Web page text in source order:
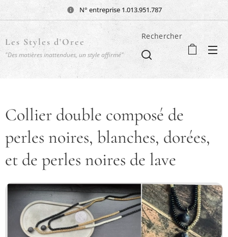
N° entreprise 1.013.951.787
Les Styles d'Oree
"Des matières inattendues, un style affirmé"
Rechercher
Collier double composé de
perles noires, blanches, dorées,
et de perles noires de lave